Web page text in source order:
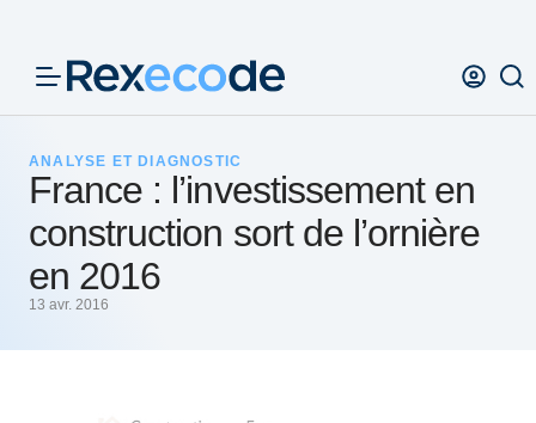
ANALYSE ET DIAGNOSTIC
France : l’investissement en
construction sort de l’ornière
en 2016
13 avr. 2016